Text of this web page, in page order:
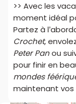
>> Avec les
moment idéal
Partez à
Crochet,
Peter Panou
pour finir en
mondes
maintenant vos